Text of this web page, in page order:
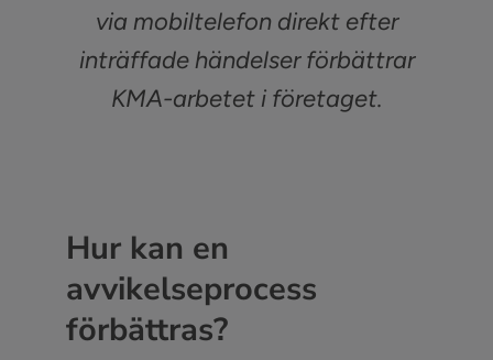
via mobiltelefon direkt efter
inträffade händelser förbättrar
KMA-arbetet i företaget.
Hur kan en
avvikelseprocess
förbättras?